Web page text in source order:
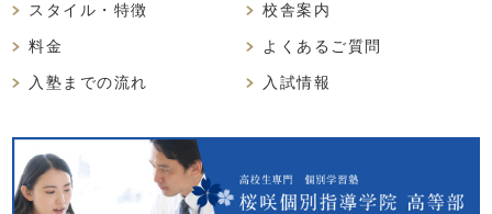
スタイル・特徴
料金
入塾までの流れ
校舎案内
よくあるご質問
入試情報